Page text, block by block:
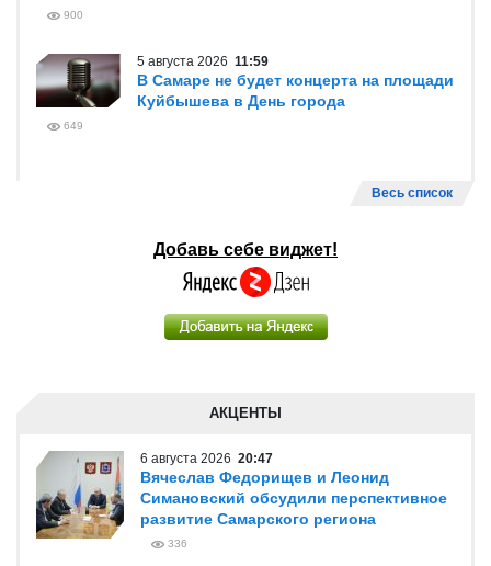
900
5 августа 2026 11:59
В Самаре не будет концерта на площади
Куйбышева в День города
649
Весь список
Добавь себе виджет!
АКЦЕНТЫ
6 августа 2026 20:47
Вячеслав Федорищев и Леонид
Симановский обсудили перспективное
развитие Самарского региона
336